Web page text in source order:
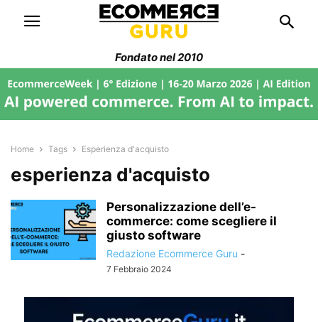
Fondato nel 2010
Home Tags Esperienza d'acquisto
esperienza d'acquisto
Personalizzazione dell’e-
commerce: come scegliere il
giusto software
Redazione Ecommerce Guru -
7 Febbraio 2024